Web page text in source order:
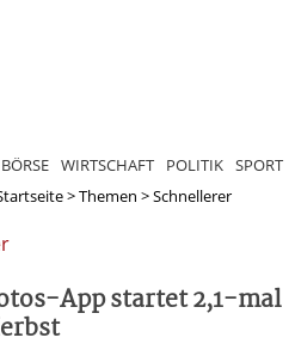
BÖRSE WIRTSCHAFT POLITIK SPORT
>Themen >Schnellerer
App startet 2,1-mal